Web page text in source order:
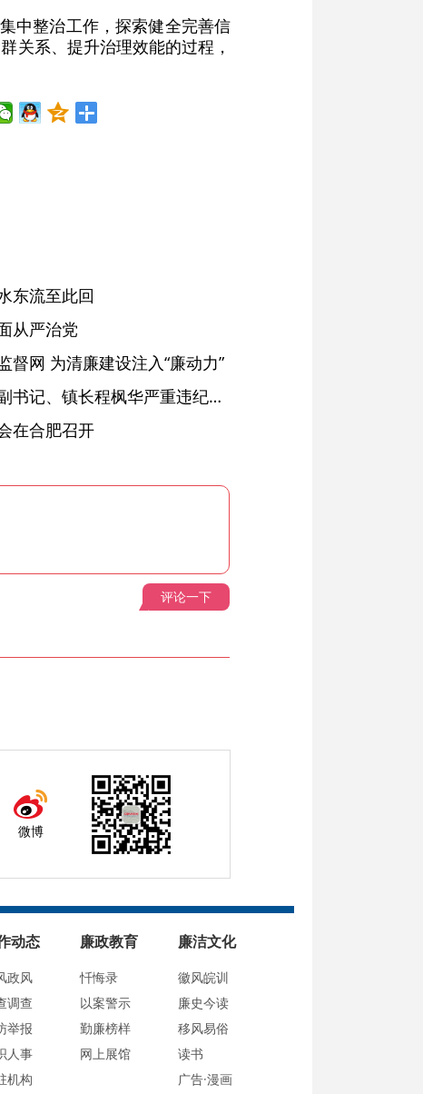
中整治工作，探索健全完善信
关系、提升治理效能的过程，
东流至此回
从严治党
督网 为清廉建设注入“廉动力”
绩溪县长安镇原党委副书记、镇长程枫华严重违纪违法被开除党籍和公职
在合肥召开
评论一下
微博
动态
政风
调查
举报
人事
机构
廉政教育
忏悔录
以案警示
勤廉榜样
网上展馆
廉洁文化
徽风皖训
廉史今读
移风易俗
读书
广告·漫画